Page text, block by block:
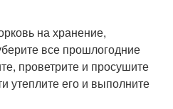
на хранение,
все прошлогодние
проветрите и просушите
утеплите его и выполните